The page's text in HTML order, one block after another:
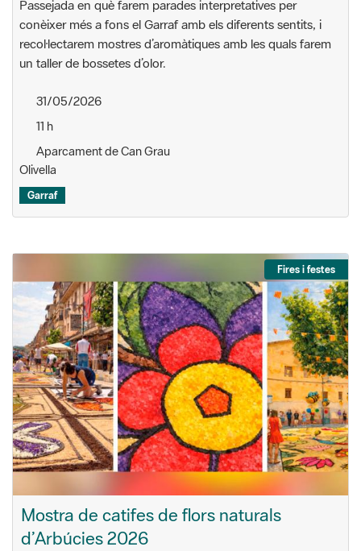
Passejada en què farem parades interpretatives per
conèixer més a fons el Garraf amb els diferents sentits, i
recol·lectarem mostres d’aromàtiques amb les quals farem
un taller de bossetes d’olor.
31/05/2026
11 h
Aparcament de Can Grau
Olivella
Garraf
Fires i festes
Mostra de catifes de flors naturals
d’Arbúcies 2026